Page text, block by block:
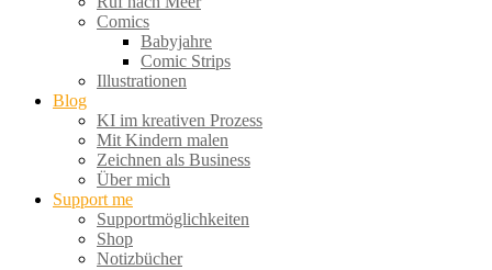
Comics
Babyjahre
Comic Strips
Illustrationen
Blog
KI im kreativen Prozess
Mit Kindern malen
Zeichnen als Business
Über mich
Support me
Supportmöglichkeiten
Shop
Notizbücher